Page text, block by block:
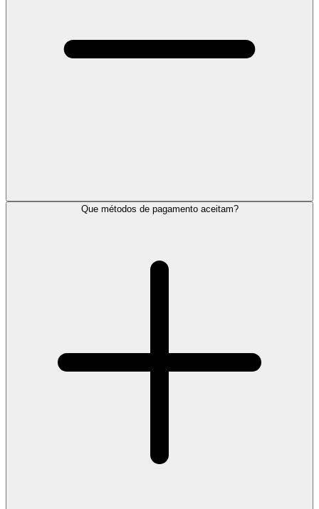
Que métodos de pagamento aceitam?